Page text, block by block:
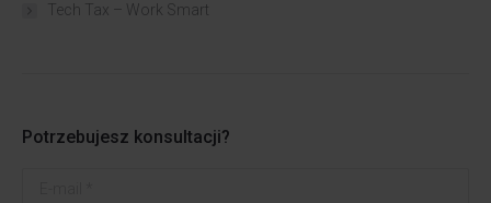
Tech Tax – Work Smart
Potrzebujesz konsultacji?